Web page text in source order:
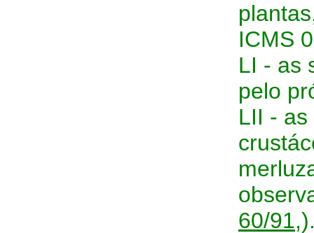
ICMS
LI - as
pelo
LII -
60/91,